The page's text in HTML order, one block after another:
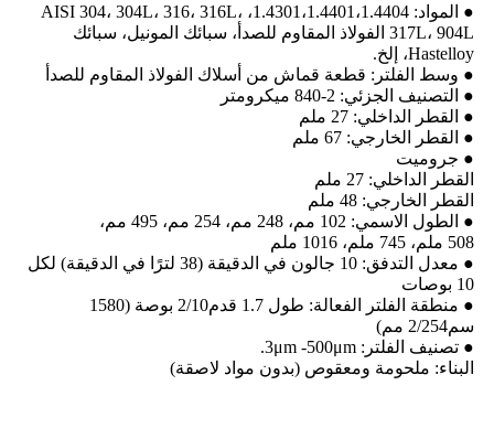
● المواد: 1.4301،1.4401،1.4404، AISI 304، 304L، 316، 316L،
317L، 904L الفولاذ المقاوم للصدأ، سبائك المونيل، سبائك
Hastelloy، إلخ.
● وسط الفلتر: قطعة قماش من أسلاك الفولاذ المقاوم للصدأ
● التصنيف الجزئي: 2-840 ميكرومتر
● القطر الداخلي: 27 ملم
● القطر الخارجي: 67 ملم
● جروميت
القطر الداخلي: 27 ملم
القطر الخارجي: 48 ملم
● الطول الاسمي: 102 مم، 248 مم، 254 مم، 495 مم،
508 ملم، 745 ملم، 1016 ملم
● معدل التدفق: 10 جالون في الدقيقة (38 لترًا في الدقيقة) لكل
10 بوصات
● منطقة الفلتر الفعالة: طول 1.7 قدم2/10 بوصة (1580
سم2/254 مم)
● تصنيف الفلتر: 3μm -500μm.
البناء: ملحومة ومعقوص (بدون مواد لاصقة)